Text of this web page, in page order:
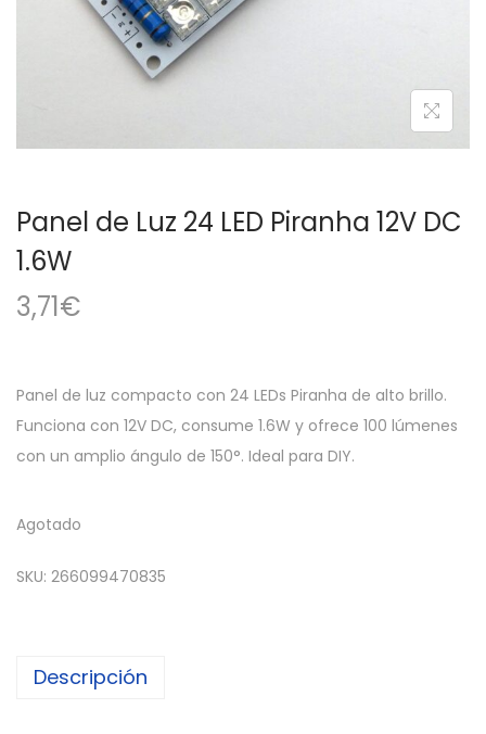
a
i
Panel de Luz 24 LED Piranha 12V DC
1.6W
3,71€
Panel de luz compacto con 24 LEDs Piranha de alto brillo.
Funciona con 12V DC, consume 1.6W y ofrece 100 lúmenes
con un amplio ángulo de 150°. Ideal para DIY.
Agotado
SKU: 266099470835
Descripción